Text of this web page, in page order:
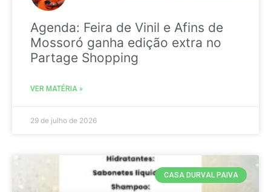
Agenda: Feira de Vinil e Afins de
Mossoró ganha edição extra no
Partage Shopping
VER MATÉRIA »
29 de julho de 2026
CASA DURVAL PAIVA